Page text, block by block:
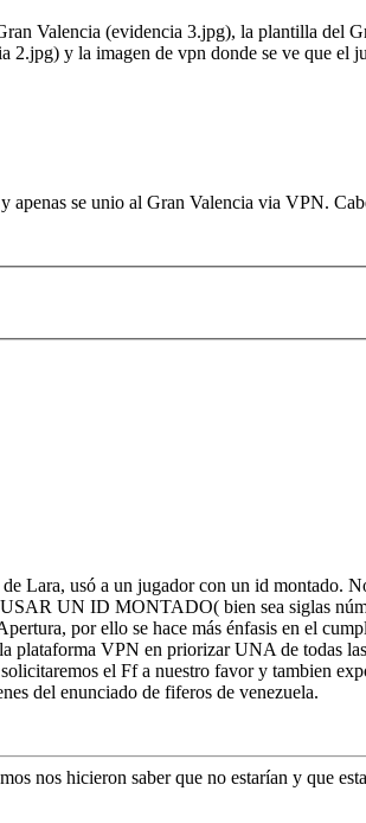
Valencia (evidencia 3.jpg), la plantilla del
2.jpg) y la imagen de vpn donde se ve que el
se unio al Gran Valencia via VPN.
Lara, usó a un jugador con un id montado.
UN ID MONTADO( bien sea siglas
por ello se hace más énfasis en el
plataforma VPN en priorizar UNA de todas
el Ff a nuestro favor y tambien
del enunciado de fiferos de venezuela.
nos hicieron saber que no estarían y que